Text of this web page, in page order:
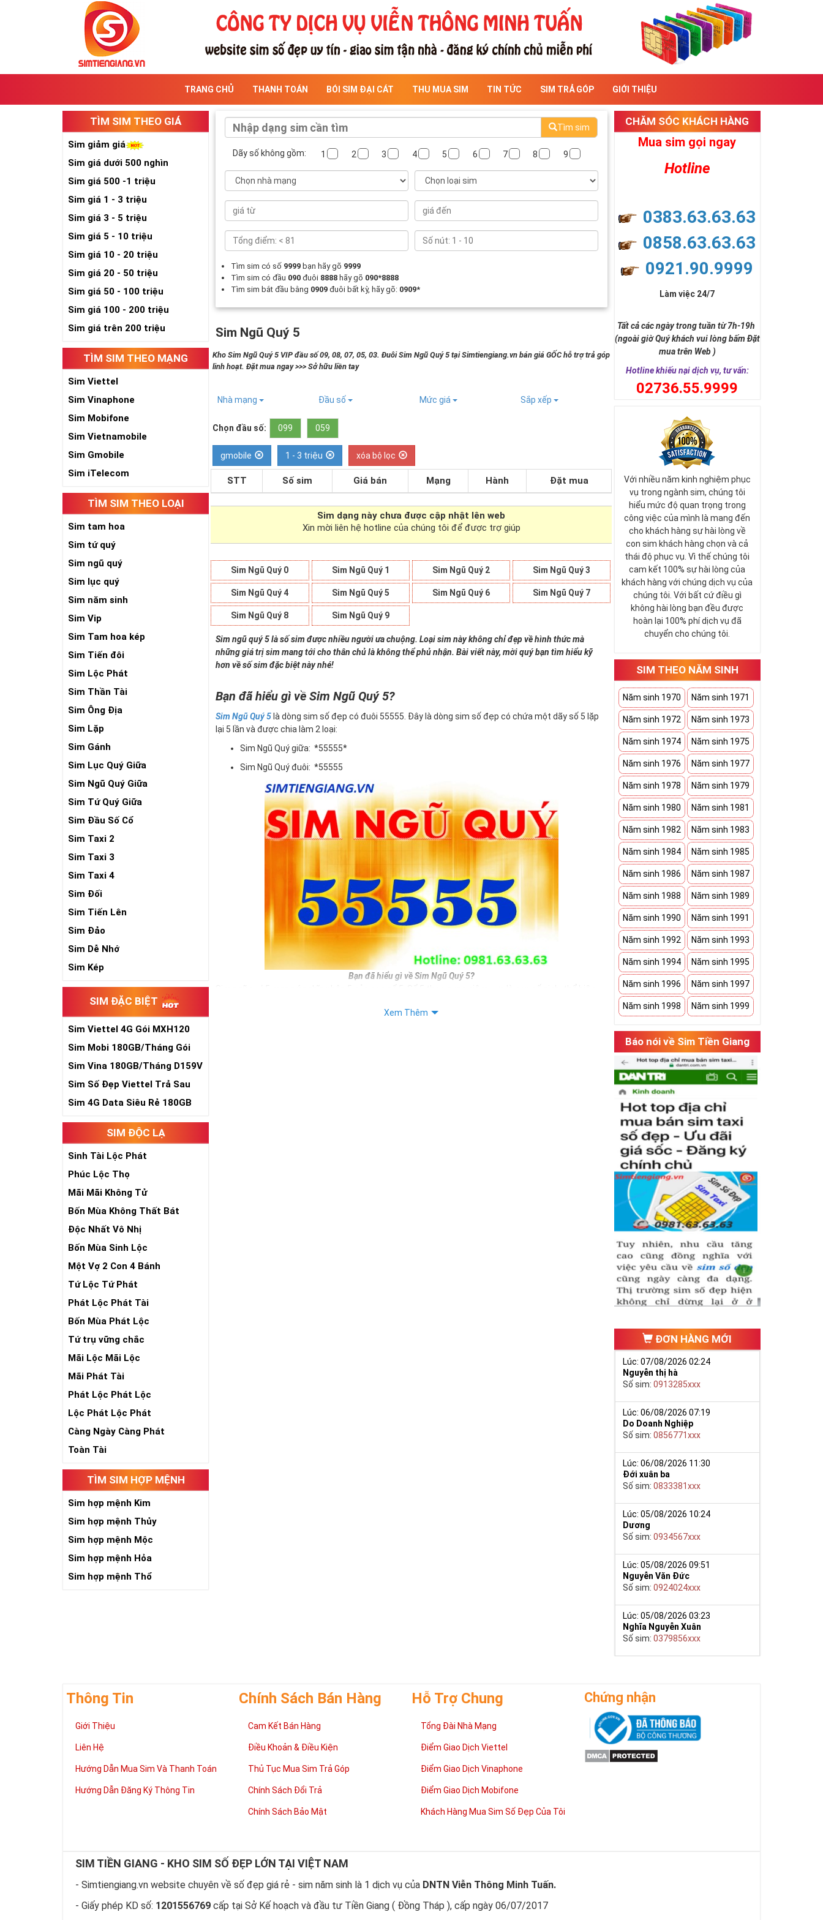
TRANG CHỦ THANH TOÁN BÓI SIM ĐẠI CÁT THU MUA SIM TIN TỨC SIM TRẢ GÓP GIỚI THIỆU
TÌM SIM THEO GIÁ
Sim giảm giá
Sim giá dưới 500 nghìn
Sim giá 500 -1 triệu
Sim giá 1 - 3 triệu
Sim giá 3 - 5 triệu
Sim giá 5 - 10 triệu
Sim giá 10 - 20 triệu
Sim giá 20 - 50 triệu
Sim giá 50 - 100 triệu
Sim giá 100 - 200 triệu
Sim giá trên 200 triệu
TÌM SIM THEO MẠNG
Sim Viettel
Sim Vinaphone
Sim Mobifone
Sim Vietnamobile
Sim Gmobile
Sim iTelecom
TÌM SIM THEO LOẠI
Sim tam hoa
Sim tứ quý
Sim ngũ quý
Sim lục quý
Sim năm sinh
Sim Vip
Sim Tam hoa kép
Sim Tiến đôi
Sim Lộc Phát
Sim Thần Tài
Sim Ông Địa
Sim Lặp
Sim Gánh
Sim Lục Quý Giữa
Sim Ngũ Quý Giữa
Sim Tứ Quý Giữa
Sim Đầu Số Cổ
Sim Taxi 2
Sim Taxi 3
Sim Taxi 4
Sim Đối
Sim Tiến Lên
Sim Đảo
Sim Dễ Nhớ
Sim Kép
SIM ĐẶC BIỆT
Sim Viettel 4G Gói MXH120
Siêu Rẻ
Sim Mobi 180GB/Tháng Gói
TK159
Sim Vina 180GB/Tháng D159V
Sim Số Đẹp Viettel Trả Sau
Sim 4G Data Siêu Rẻ 180GB
SIM ĐỘC LẠ
Sinh Tài Lộc Phát
Phúc Lộc Thọ
Mãi Mãi Không Tử
Bốn Mùa Không Thất Bát
Độc Nhất Vô Nhị
Bốn Mùa Sinh Lộc
Một Vợ 2 Con 4 Bánh
Tứ Lộc Tứ Phát
Phát Lộc Phát Tài
Bốn Mùa Phát Lộc
Tứ trụ vững chắc
Mãi Lộc Mãi Lộc
Mãi Phát Tài
Phát Lộc Phát Lộc
Lộc Phát Lộc Phát
Càng Ngày Càng Phát
Toàn Tài
TÌM SIM HỢP MỆNH
Sim hợp mệnh Kim
Sim hợp mệnh Thủy
Sim hợp mệnh Mộc
Sim hợp mệnh Hỏa
Sim hợp mệnh Thổ
Tìm sim
Dãy số không gồm: 1 2 3 4 5 6 7 8 9
Tìm sim có số 9999 bạn hãy gõ 9999
Tìm sim có đầu 090đuôi 8888 hãy gõ 090*8888
Tìm sim bắt đầu bằng 0909 đuôi bất kỳ, hãy gõ: 0909*
Sim Ngũ Quý 5
Kho Sim Ngũ Quý 5 VIP đầu số 09, 08, 07, 05, 03. Đuôi Sim Ngũ Quý 5 tại Simtiengiang.vn bán giá GỐC hỗ trợ trả góp
linh hoạt. Đặt mua ngay >>> Sở hữu liền tay
Nhà mạng Đầu số Mức giá Sắp xếp
Chọn đầu số: 099 059
gmobile 1 - 3 triệu xóa bộ lọc
STT Số sim Giá bán Mạng Hành Đặt mua
Sim dạng này chưa được cập nhật lên web
Xin mời liên hệ hotline của chúng tôi để được trợ giúp
Sim Ngũ Quý 0 Sim Ngũ Quý 1 Sim Ngũ Quý 2 Sim Ngũ Quý 3
Sim Ngũ Quý 4 Sim Ngũ Quý 5 Sim Ngũ Quý 6 Sim Ngũ Quý 7
Sim Ngũ Quý 8 Sim Ngũ Quý 9
Sim ngũ quý 5 là số sim được nhiều người ưa chuộng. Loại sim này không chỉ đẹp về hình thức mà
những giá trị sim mang tới cho thân chủ là không thể phủ nhận. Bài viết này, mời quý bạn tìm hiểu kỹ
hơn về số sim đặc biệt này nhé!
Bạn đã hiểu gì về Sim Ngũ Quý 5?
Sim Ngũ Quý 5 là dòng sim số đẹp có đuôi 55555. Đây là dòng sim số đẹp có chứa một dãy số 5 lặp
lại 5 lần và được chia làm 2 loại:
Sim Ngũ Quý giữa: *55555*
Sim Ngũ Quý đuôi: *55555
Bạn đã hiểu gì về Sim Ngũ Quý 5?
Tại sao nên sở hữu sim ngũ quý 5?
Sim ngũ quý 5được nhiều người quan tâm vì con số 5 được coi là số của Phúc, của Vàng, của
Xem Thêm
CHĂM SÓC KHÁCH HÀNG
Mua sim gọi ngay
Hotline
0383.63.63.63
0858.63.63.63
0921.90.9999
Làm việc 24/7
Tất cả các ngày trong tuần từ 7h-19h
(ngoài giờ Quý khách vui lòng bấm Đặt
mua trên Web )
Hotline khiếu nại dịch vụ, tư vấn:
02736.55.9999
Với nhiều năm kinh nghiệm phục
vụ trong ngành sim, chúng tôi
hiểu mức độ quan trọng trong
công việc của mình là mang đến
cho khách hàng sự hài lòng về
con sim khách hàng chọn và cả
thái độ phục vụ. Vì thế chúng tôi
cam kết 100% sự hài lòng của
khách hàng với chúng dịch vụ của
chúng tôi. Với bất cứ điều gì
không hài lòng bạn đều được
hoàn lại 100% phí dịch vụ đã
chuyển cho chúng tôi.
SIM THEO NĂM SINH
Năm sinh 1970 Năm sinh 1971
Năm sinh 1972 Năm sinh 1973
Năm sinh 1974 Năm sinh 1975
Năm sinh 1976 Năm sinh 1977
Năm sinh 1978 Năm sinh 1979
Năm sinh 1980 Năm sinh 1981
Năm sinh 1982 Năm sinh 1983
Năm sinh 1984 Năm sinh 1985
Năm sinh 1986 Năm sinh 1987
Năm sinh 1988 Năm sinh 1989
Năm sinh 1990 Năm sinh 1991
Năm sinh 1992 Năm sinh 1993
Năm sinh 1994 Năm sinh 1995
Năm sinh 1996 Năm sinh 1997
Năm sinh 1998 Năm sinh 1999
Báo nói về Sim Tiền Giang
ĐƠN HÀNG MỚI
Lúc: 07/08/2026 02:24
Nguyễn thị hà
Số sim:0913285xxx
Lúc: 06/08/2026 07:19
Do Doanh Nghiệp
Số sim:0856771xxx
Lúc: 06/08/2026 11:30
Đới xuân ba
Số sim:0833381xxx
Lúc: 05/08/2026 10:24
Dương
Số sim:0934567xxx
Lúc: 05/08/2026 09:51
Nguyễn Văn Đức
Số sim:0924024xxx
Lúc: 05/08/2026 03:23
Nghĩa Nguyễn Xuân
Số sim:0379856xxx
Thông Tin
Giới Thiệu
Liên Hệ
Hướng Dẫn Mua Sim Và Thanh Toán
Hướng Dẫn Đăng Ký Thông Tin
Chính Sách Bán Hàng
Cam Kết Bán Hàng
Điều Khoản & Điều Kiện
Thủ Tục Mua Sim Trả Góp
Chính Sách Đổi Trả
Chính Sách Bảo Mật
Hỗ Trợ Chung
Tổng Đài Nhà Mạng
Điểm Giao Dịch Viettel
Điểm Giao Dịch Vinaphone
Điểm Giao Dịch Mobifone
Khách Hàng Mua Sim Số Đẹp Của Tôi
Chứng nhận
SIM TIỀN GIANG - KHO SIM SỐ ĐẸP LỚN TẠI VIỆT NAM
- Simtiengiang.vn website chuyên về số đẹp giá rẻ - sim năm sinh là 1 dịch vụ của DNTN Viễn Thông Minh Tuấn.
- Giấy phép KD số: 1201556769 cấp tại Sở Kế hoạch và đầu tư Tiền Giang ( Đồng Tháp ), cấp ngày 06/07/2017